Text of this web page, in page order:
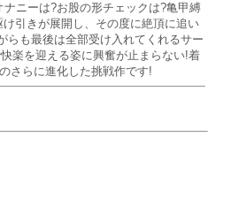
ニーは?お股の形チェックは?亀甲縛
引きが展開し、その度に絶頂に追い
らも最後は全部受け入れてくれるサー
楽を迎える姿に興奮が止まらない!着
さらに進化した挑戦作です!